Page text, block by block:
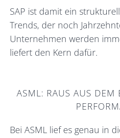
SAP ist damit ein
Trends, der noch
Unternehmen werden
liefert den Kern dafür.
ASML: RAUS AUS DEM
Bei ASML lief es genau in